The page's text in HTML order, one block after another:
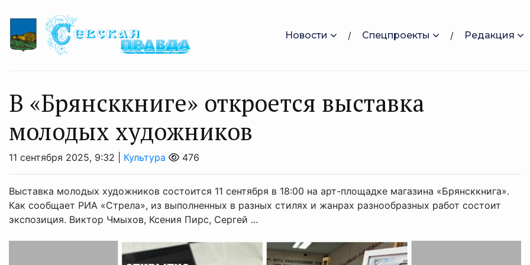
Новости Спецпроекты Редакция
В «Брянсккниге» откроется выставка
молодых художников
11 сентября 2025, 9:32 | Культура 476
Выставка молодых художников состоится 11 сентября в 18:00 на арт-площадке магазина «Брянсккнига».
Как сообщает РИА «Стрела», из выполненных в разных стилях и жанрах разнообразных работ состоит
экспозиция. Виктор Чмыхов, Ксения Пирс, Сергей ...